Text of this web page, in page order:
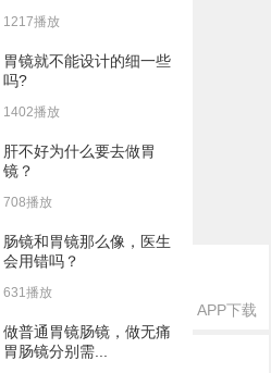
APP下载
1217播放
胃镜就不能设计的细一些
吗?
1402播放
肝不好为什么要去做胃
镜？
708播放
肠镜和胃镜那么像，医生
会用错吗？
631播放
做普通胃镜肠镜，做无痛
胃肠镜分别需...